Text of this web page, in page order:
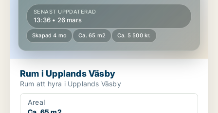
SENAST UPPDATERAD
13:36 • 26 mars
Skapad 4 mo Ca. 65 m2 Ca. 5 500 kr.
Rum i Upplands Väsby
Rum att hyra i Upplands Väsby
Areal